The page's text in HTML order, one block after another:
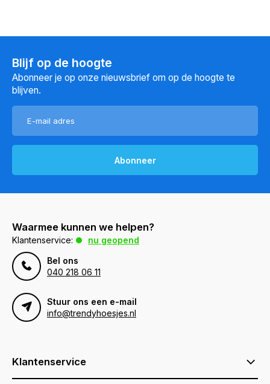
Blijf op de hoogte
Abonneer je op onze nieuwsbrief om op de hoogte te
blijven.
Abonneer
Waarmee kunnen we helpen?
Klantenservice:
nu geopend
Bel ons
040 218 06 11
Stuur ons een e-mail
info@trendyhoesjes.nl
Klantenservice